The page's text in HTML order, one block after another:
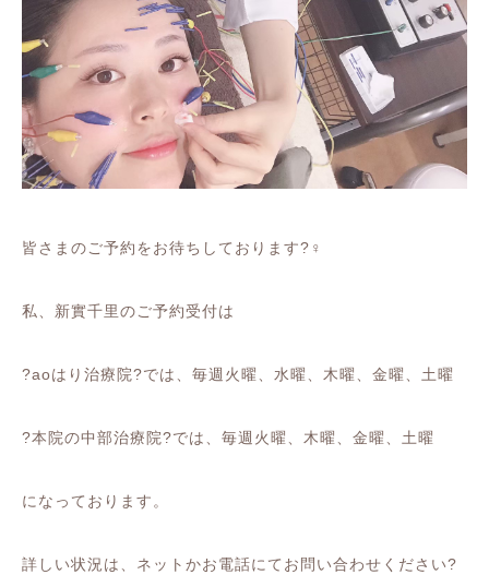
皆さまのご予約をお待ちしております?‍♀️
私、新實千里のご予約受付は
?aoはり治療院?では、毎週火曜、水曜、木曜、金曜、土曜
?本院の中部治療院?では、毎週火曜、木曜、金曜、土曜
になっております。
詳しい状況は、ネットかお電話にてお問い合わせください?